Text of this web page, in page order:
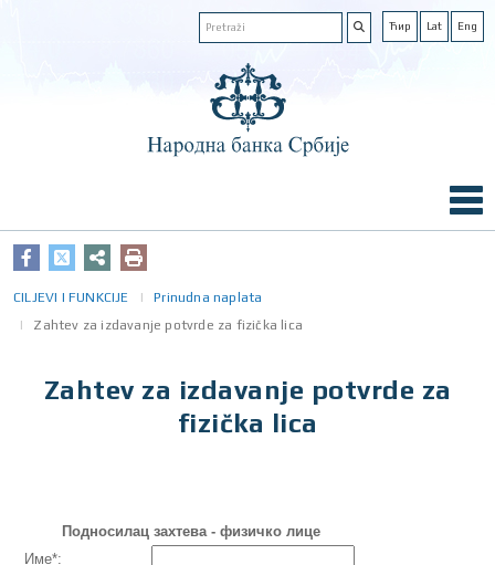
Ћир Lat Eng
CILJEVI I FUNKCIJE
Prinudna naplata
Zahtev za izdavanje potvrde za fizička lica
Zahtev za izdavanje potvrde za
fizička lica